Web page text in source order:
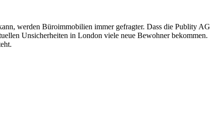
werden Büroimmobilien immer gefragter. Dass die Publity AG
Unsicherheiten in London viele neue Bewohner bekommen.